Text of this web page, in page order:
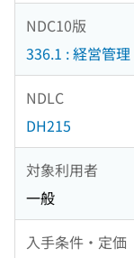
NDC10版
336.1 : 経営管理
NDLC
DH215
対象利用者
一般
入手条件・定価